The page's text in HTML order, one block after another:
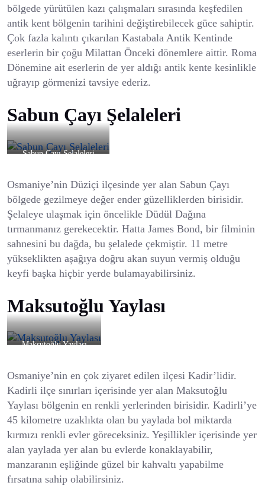
bölgede yürütülen kazı çalışmaları sırasında keşfedilen
antik kent bölgenin tarihini değiştirebilecek güce sahiptir.
Çok fazla kalıntı çıkarılan Kastabala Antik Kentinde
eserlerin bir çoğu Milattan Önceki dönemlere aittir. Roma
Dönemine ait eserlerin de yer aldığı antik kente kesinlikle
uğrayıp görmenizi tavsiye ederiz.
Sabun Çayı Şelaleleri
Sabun Çayı Şelaleleri
Osmaniye’nin Düziçi ilçesinde yer alan Sabun Çayı
bölgede gezilmeye değer ender güzelliklerden birisidir.
Şelaleye ulaşmak için öncelikle Düdül Dağına
tırmanmanız gerekecektir. Hatta James Bond, bir filminin
sahnesini bu dağda, bu şelalede çekmiştir. 11 metre
yükseklikten aşağıya doğru akan suyun vermiş olduğu
keyfi başka hiçbir yerde bulamayabilirsiniz.
Maksutoğlu Yaylası
Maksutoğlu Yaylası
Osmaniye’nin en çok ziyaret edilen ilçesi Kadir’lidir.
Kadirli ilçe sınırları içerisinde yer alan Maksutoğlu
Yaylası bölgenin en renkli yerlerinden birisidir. Kadirli’ye
45 kilometre uzaklıkta olan bu yaylada bol miktarda
kırmızı renkli evler göreceksiniz. Yeşillikler içerisinde yer
alan yaylada yer alan bu evlerde konaklayabilir,
manzaranın eşliğinde güzel bir kahvaltı yapabilme
fırsatına sahip olabilirsiniz.